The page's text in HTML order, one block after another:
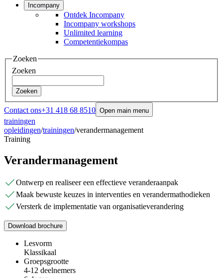
Incompany
Ontdek Incompany
Incompany workshops
Unlimited learning
Competentiekompas
Zoeken
Zoeken
Zoeken
Contact ons+31 418 68 8510 Open main menu
trainingen
opleidingen/trainingen/verandermanagement
Training
Verandermanagement
Ontwerp en realiseer een effectieve veranderaanpak
Maak bewuste keuzes in interventies en verandermathodieken
Versterk de implementatie van organisatieverandering
Download brochure
Lesvorm
Klassikaal
Groepsgrootte
4-12 deelnemers